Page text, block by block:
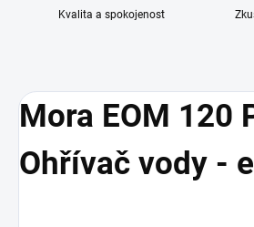
Kvalita a spokojenost
Mora EOM 120
Ohřívač vody -